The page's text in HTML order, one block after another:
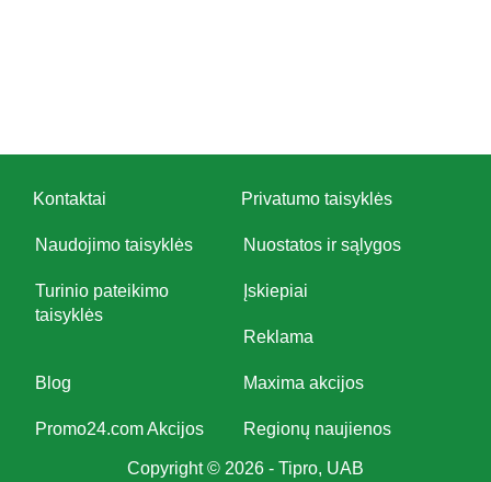
Kontaktai Privatumo taisyklės
Naudojimo taisyklės Nuostatos ir sąlygos
Turinio pateikimo
taisyklės
Įskiepiai
Reklama
Blog Maxima akcijos
Promo24.com Akcijos Regionų naujienos
Copyright © 2026 - Tipro, UAB